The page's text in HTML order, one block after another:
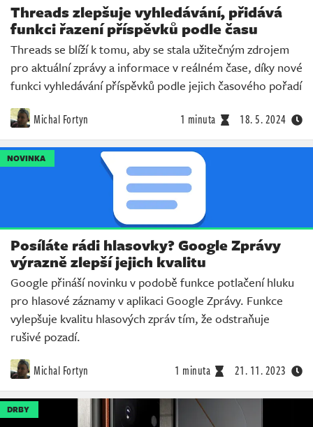
Threads zlepšuje vyhledávání, přidává
funkci řazení příspěvků podle času
Threads se blíží k tomu, aby se stala užitečným zdrojem
pro aktuální zprávy a informace v reálném čase, díky nové
funkci vyhledávání příspěvků podle jejich časového pořadí
Michal Fortyn 1 minuta 18. 5. 2024
NOVINKA
Posíláte rádi hlasovky? Google Zprávy
výrazně zlepší jejich kvalitu
Google přináší novinku v podobě funkce potlačení hluku
pro hlasové záznamy v aplikaci Google Zprávy. Funkce
vylepšuje kvalitu hlasových zpráv tím, že odstraňuje
rušivé pozadí.
Michal Fortyn 1 minuta 21. 11. 2023
DRBY